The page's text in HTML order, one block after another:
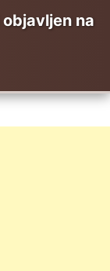
objavljen na